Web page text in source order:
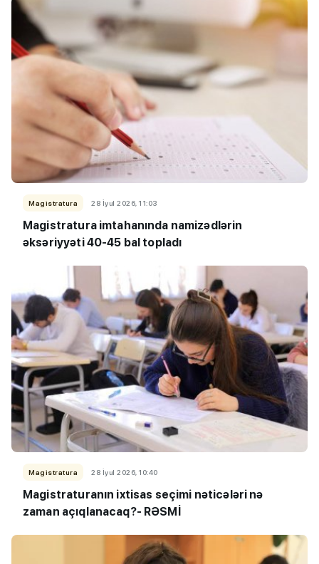
Magistratura 28 İyul 2026, 11:03
Magistratura imtahanında namizədlərin
əksəriyyəti 40-45 bal topladı
Magistratura 28 İyul 2026, 10:40
Magistraturanın ixtisas seçimi nəticələri nə
zaman açıqlanacaq?- RƏSMİ